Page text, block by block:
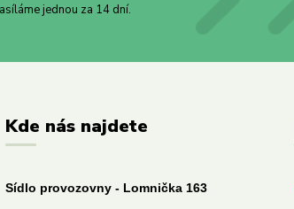
jednou za 14 dní.
Kde nás najdete
Sídlo provozovny - Lomnička 163